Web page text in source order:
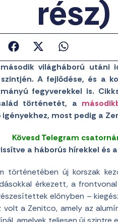
rész)
világháború utáni
A fejlődése, és a
fegyverekkel is.
történetét, a
most pedig a
Kövesd Telegram
a háborús hírekkel és
történetében új korszak
érkezett, a
előnyben –
volt a Zenitco, amely az